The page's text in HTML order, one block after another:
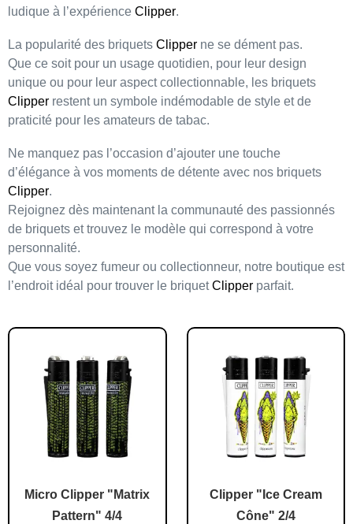
ludique à l’expérience Clipper.
La popularité des briquets Clipper ne se dément pas.
Que ce soit pour un usage quotidien, pour leur design
unique ou pour leur aspectcollectionnable, les briquets
Clipper restent un symbole indémodable de style et de
praticité pour les amateurs de tabac.
Ne manquez pas l’occasion d’ajouter une touche
d’élégance à vos moments de détente avec nos briquets
Clipper.
Rejoignez dès maintenant la communauté des passionnés
de briquets et trouvez le modèle qui correspond à votre
personnalité.
Que vous soyez fumeur ou collectionneur, notre boutique est
l’endroit idéal pour trouver le briquetClipper parfait.
Micro Clipper "Matrix
Pattern" 4/4
Clipper "Ice Cream
Cône" 2/4